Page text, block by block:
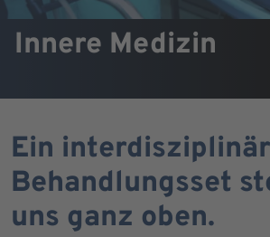
Innere Medizin
Ein
Behandlungsset
uns ganz oben.